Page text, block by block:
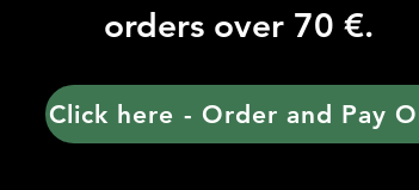
orders over 70 €.